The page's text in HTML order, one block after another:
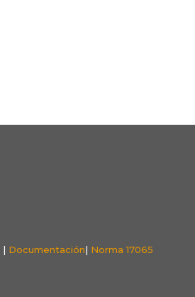
| Documentación| Norma 17065